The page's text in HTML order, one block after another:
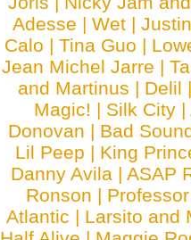
Adesse | Wet |
Calo | Tina Guo |
Jean Michel Jarre |
and Martinus | Delil
Magic! | Silk City |
Donovan | Bad
Lil Peep | King
Danny Avila | ASAP
Ronson |
Atlantic | Larsito and